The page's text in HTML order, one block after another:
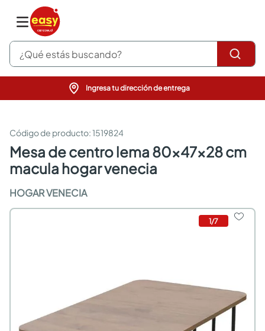
¿Qué estás buscando?
Ingresa tu dirección de entrega
:1519824
mesa de centro lema 80x47x28 cm
macula hogar venecia
HOGAR VENECIA
1/7
pinturas
sanitarios
comedor
escritorio
armarios closet
comedores